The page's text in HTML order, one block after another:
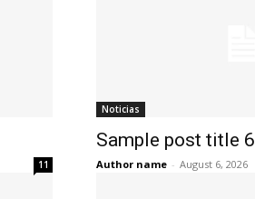
11
Noticias
Sample post title 6
Author name - August 6, 2026